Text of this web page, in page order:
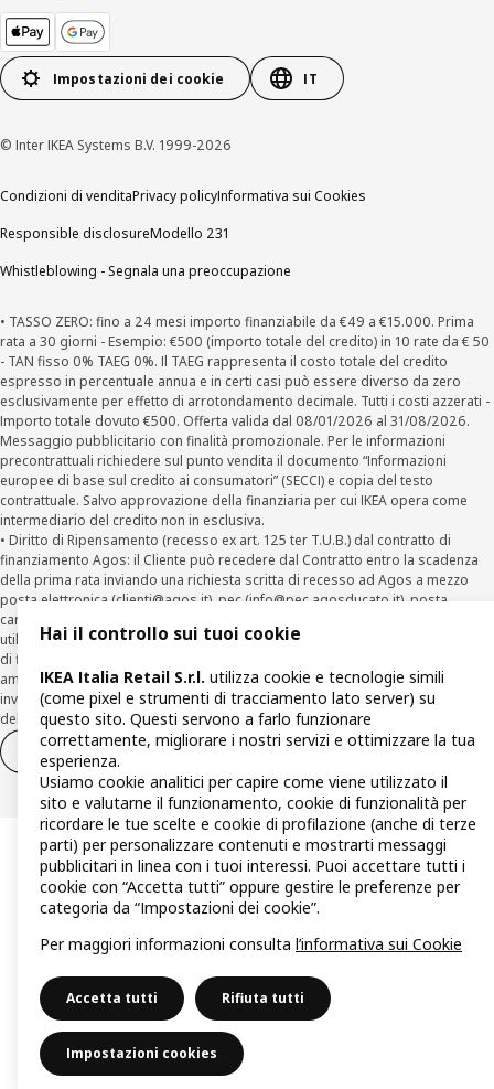
Impostazioni dei cookie IT
© Inter IKEA Systems B.V. 1999-2026
Condizioni di venditaPrivacy policyInformativa sui Cookies
Responsible disclosureModello 231
Whistleblowing - Segnala una preoccupazione
• TASSO ZERO: fino a 24 mesi importo finanziabile da €49 a €15.000. Prima
rata a 30 giorni - Esempio: €500 (importo totale del credito) in 10 rate da € 50
- TAN fisso 0% TAEG 0%. Il TAEG rappresenta il costo totale del credito
espresso in percentuale annua e in certi casi può essere diverso da zero
esclusivamente per effetto di arrotondamento decimale. Tutti i costi azzerati -
Importo totale dovuto €500. Offerta valida dal 08/01/2026 al 31/08/2026.
Messaggio pubblicitario con finalità promozionale. Per le informazioni
precontrattuali richiedere sul punto vendita il documento “Informazioni
europee di base sul credito ai consumatori” (SECCI) e copia del testo
contrattuale. Salvo approvazione della finanziaria per cui IKEA opera come
intermediario del credito non in esclusiva.
• Diritto di Ripensamento (recesso ex art. 125 ter T.U.B.) dal contratto di
finanziamento Agos: il Cliente può recedere dal Contratto entro la scadenza
della prima rata inviando una richiesta scritta di recesso ad Agos a mezzo
posta elettronica (clienti@agos.it), pec (info@pec.agosducato.it), posta
cartacea (Viale Fulvio Testi, 280 - 20126 Milano) e per via telematica –
utilizzando la funzionalità sul sitowww.agos.it(“Recesso”) - anche per richieste
di finanziamento effettuate con canali a distanza. In caso di pre-
ammortamento, la comunicazione di recesso da parte del Cliente deve essere
inviata, con le modalità di cui sopra entro 30 giorni dalla data di accettazione
della richiesta di finanziamento.
Diritto di recesso
Diritto di recesso per i servizi
Hai il controllo sui tuoi cookie
IKEA Italia Retail S.r.l. utilizza cookie e tecnologie simili
(come pixel e strumenti di tracciamento lato server) su
questo sito. Questi servono a farlo funzionare
correttamente, migliorare i nostri servizi e ottimizzare la tua
esperienza.
Usiamo cookie analitici per capire come viene utilizzato il
sito e valutarne il funzionamento, cookie di funzionalità per
ricordare le tue scelte e cookie di profilazione (anche di terze
parti) per personalizzare contenuti e mostrarti messaggi
pubblicitari in linea con i tuoi interessi. Puoi accettare tutti i
cookie con “Accetta tutti” oppure gestire le preferenze per
categoria da “Impostazioni dei cookie”.
Per maggiori informazioni consulta l’informativa sui Cookie
Accetta tutti Rifiuta tutti
Impostazioni cookies